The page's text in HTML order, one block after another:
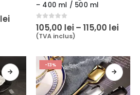
leiInterval
prețuri:
75,00 lei
la
79,00 lei
mai
multe
variații.
Opțiunile
pot
alese
în
pagina
produsului.
– 400 ml / 500 ml
0 out of 5
105,00 lei – 115,00 lei
până
la
(TVA inclus)
-13%